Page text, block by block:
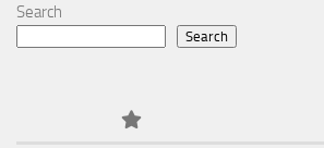
Search
Search